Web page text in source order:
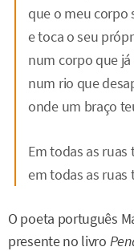
que o meu corpo
e toca o seu
num corpo que já
num rio que
onde um braço
Em todas as
em todas as ruas
O poeta português
presente no livro